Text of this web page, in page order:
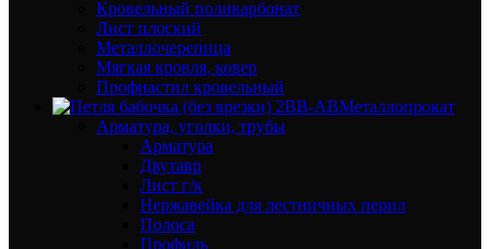
Кровельный поликарбонат
Лист плоский
Металлочерепица
Мягкая кровля, ковер
Профнастил кровельный
Металлопрокат
Арматура, уголки, трубы
Арматура
Двутавр
Лист г/к
Нержавейка для лестничных перил
Полоса
Профиль